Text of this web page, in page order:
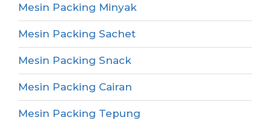
Mesin Packing Minyak
Mesin Packing Sachet
Mesin Packing Snack
Mesin Packing Cairan
Mesin Packing Tepung